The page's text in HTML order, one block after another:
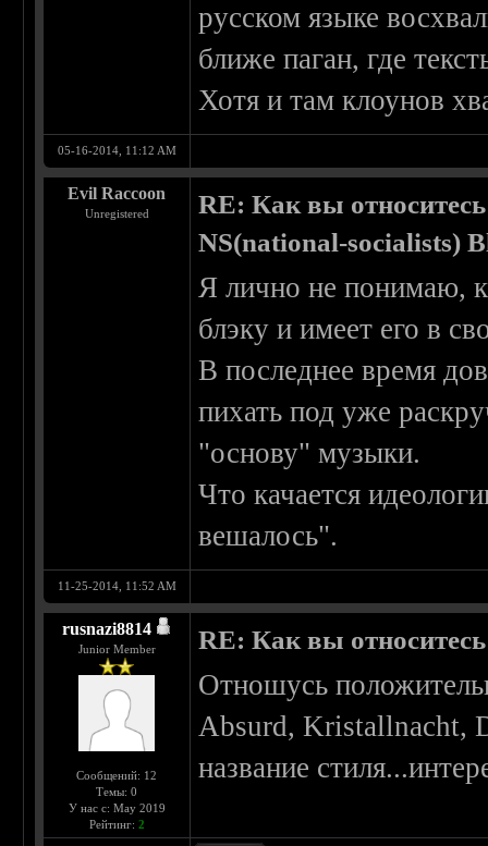
русском языке
ближе паган, где
Хотя и там клоунов
05-16-2014, 11:12 AM
Evil Raccoon
Unregistered
RE: Как вы
NS(national-socialists)
Я лично не понимаю,
блэку и имеет его в
В последнее время
пихать под уже
"основу" музыки.
Что качается
вешалось".
11-25-2014, 11:52 AM
rusnazi8814
Junior Member
Сообщений: 12
Темы: 0
У нас с: May 2019
Рейтинг: 2
RE: Как вы
Отношусь
Absurd, Kristallnacht,
название